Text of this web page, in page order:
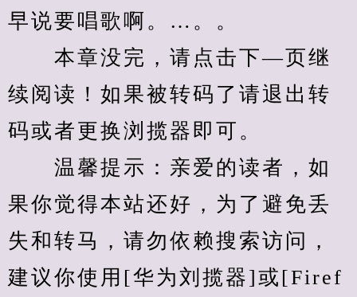
早说要唱歌啊。…。。
本章没完，请点击下—页继
续阅读！如果被转码了请退出转
码或者更换浏揽器即可。
温馨提示：亲爱的读者，如
果你觉得本站还好，为了避免丢
失和转马，请勿依赖搜索访问，
建议你使用[华为刘揽器]或[Firef